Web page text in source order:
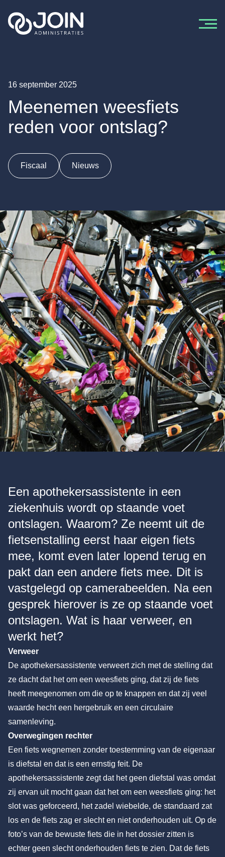
16 september 2025
Meenemen weesfiets
reden voor ontslag?
Fiscaal Nieuws
Een apothekersassistente in een
ziekenhuis wordt op staande voet
ontslagen. Waarom? Ze neemt uit de
fietsenstalling eerst haar eigen fiets
mee, komt even later lopend terug en
pakt dan een andere fiets mee. Dit is
vastgelegd op camerabeelden. Na een
gesprek hierover is ze op staande voet
ontslagen. Wat is haar verweer, en
werkt het?
Verweer
De apothekersassistente verweert zich met de stelling dat
ze dacht dat het om een weesfiets ging, dat zij de fiets
heeft meegenomen om die op te knappen en dat zij veel
waarde hecht een hergebruik en een circulaire
samenleving.
Overwegingen rechter
Een fiets wegnemen zonder toestemming van de eigenaar
is diefstal en dat is een ernstig feit. De
apothekersassistente zegt dat het geen diefstal was omdat
zij ervan uit mocht gaan dat het om een weesfiets ging: het
slot was geforceerd, het zadel wiebelde, de standaard zat
los en de fiets zag er slecht en niet onderhouden uit. Op de
foto’s van de bewuste fiets die in het dossier zitten is
echter geen slecht onderhouden fiets te zien. Dat de fiets